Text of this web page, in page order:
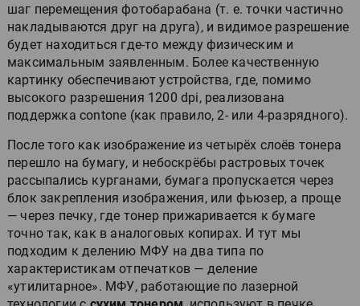
шаг перемещения фотобарабана (т. е. точки частично
накладываются друг на друга), и видимое разрешение
будет находиться где-то между физическим и
максимальным заявленным. Более качественную
картинку обеспечивают устройства, где, помимо
высокого разрешения 1200 dpi, реализована
поддержка contone (как правило, 2- или 4-разрядного).
После того как изображение из четырёх слоёв тонера
перешло на бумагу, и небоскрёбы растровых точек
рассыпались курганами, бумага пропускается через
блок закрепления изображения, или фьюзер, а проще
— через печку, где тонер прижаривается к бумаге
точно так, как в аналоговых копирах. И тут мы
подходим к делению МФУ на два типа по
характеристикам отпечатков — деление
«утилитарное». МФУ, работающие по лазерной